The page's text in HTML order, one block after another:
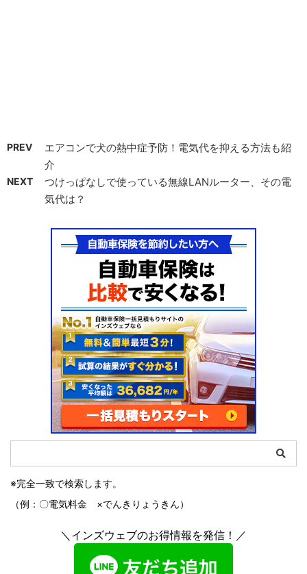
PREV
エアコンで犬の熱中症予防！電気代を抑える方法も紹
介
NEXT
つけっぱなしで使っている無線LANルーター、その電
気代は？
※完全一致で検索します。
（例：〇電気料金 ×でんきりょうきん）
＼インズウェブのお得情報を発信！／